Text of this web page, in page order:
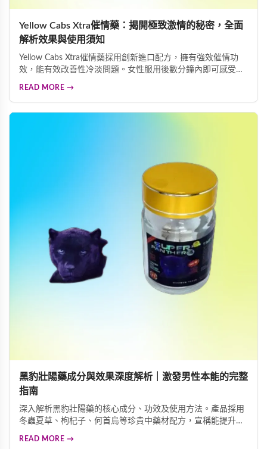
Yellow Cabs Xtra催情藥：揭開極致激情的秘密，全面
解析效果與使用須知
Yellow Cabs Xtra催情藥採用創新進口配方，擁有強效催情功
效，能有效改善性冷淡問題。女性服用後數分鐘內即可感受面
READ MORE →
黑豹壯陽藥成分與效果深度解析｜激發男性本能的完整
指南
深入解析黑豹壯陽藥的核心成分、功效及使用方法。產品採用
冬蟲夏草、枸杞子、何首烏等珍貴中藥材配方，宣稱能提升男
READ MORE →